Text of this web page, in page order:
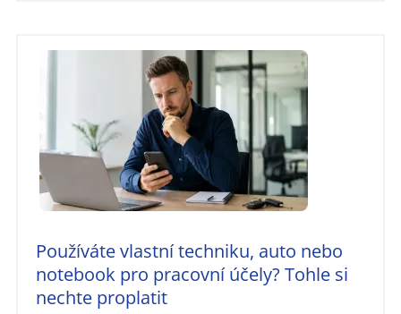
Používáte vlastní techniku, auto nebo
notebook pro pracovní účely? Tohle si
nechte proplatit